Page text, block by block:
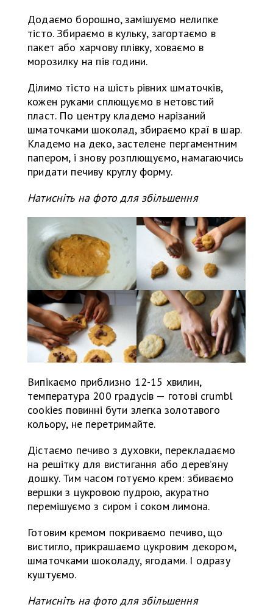
Додаємо борошно, замішуємо нелипке
тісто. Збираємо в кульку, загортаємо в
пакет або харчову плівку, ховаємо в
морозилку на пів години.
Ділимо тісто на шість рівних шматочків,
кожен руками сплющуємо в нетовстий
пласт. По центру кладемо нарізаний
шматочками шоколад, збираємо краї в шар.
Кладемо на деко, застелене пергаментним
папером, і знову розплющуємо, намагаючись
придати печиву круглу форму.
Натисніть на фото для збільшення
Випікаємо приблизно 12-15 хвилин,
температура 200 градусів — готові сrumbl
cookies повинні бути злегка золотавого
кольору, не перетримайте.
Дістаємо печиво з духовки, перекладаємо
на решітку для вистигання або дерев’яну
дошку. Тим часом готуємо крем: збиваємо
вершки з цукровою пудрою, акуратно
перемішуємо з сиром і соком лимона.
Готовим кремом покриваємо печиво, що
вистигло, прикрашаємо цукровим декором,
шматочками шоколаду, ягодами. І одразу
куштуємо.
Натисніть на фото для збільшення